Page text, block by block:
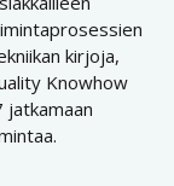
kirjoja,
Knowhow
jatkamaan